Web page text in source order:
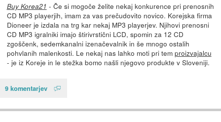
Buy Korea21 - Če si mogoče želite nekaj konkurence pri prenosnih
CD MP3 playerjih, imam za vas prečudovito novico. Korejska firma
Dioneer je izdala na trg kar nekaj MP3 playerjev. Njihovi prenosni
CD MP3 igralniki imajo štirivrstični LCD, spomin za 12 CD
zgoščenk, sedemkanalni izenačevalnik in še mnogo ostalih
pohvlanih malenkosti. Le nekaj nas lahko moti pri tem proizvajalcu
- je iz Koreje in le stežka bomo našli njegovo produkte v Sloveniji.
9 komentarjev